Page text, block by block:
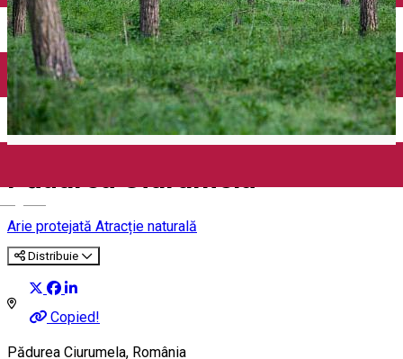
Închirieri auto
Închirieri biciclete
Taxi
Încărcare vehicule electrice
Pădurea Ciurumela
Arie protejată Atracție naturală
Distribuie
Copied!
Pădurea Ciurumela, România